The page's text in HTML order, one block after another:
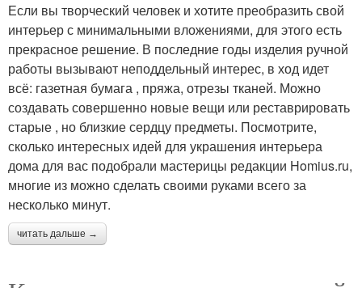
Если вы творческий человек и хотите преобразить свой
интерьер с минимальными вложениями, для этого есть
прекрасное решение. В последние годы изделия ручной
работы вызывают неподдельный интерес, в ход идет
всё: газетная бумага , пряжа, отрезы тканей. Можно
создавать совершенно новые вещи или реставрировать
старые , но близкие сердцу предметы. Посмотрите,
сколько интересных идей для украшения интерьера
дома для вас подобрали мастерицы редакции Homius.ru,
многие из можно сделать своими руками всего за
несколько минут.
читать дальше →